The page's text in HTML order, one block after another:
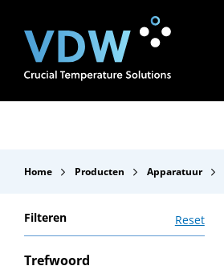
Branches
Home Producten Apparatuur
Filteren
Trefwoord
Reset